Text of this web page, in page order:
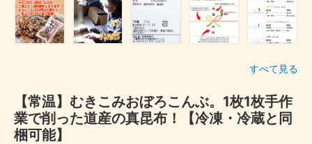
すべて見る
【常温】むきこみおぼろこんぶ。1枚1枚手作
業で削った道産の真昆布！【冷凍・冷蔵と同
梱可能】